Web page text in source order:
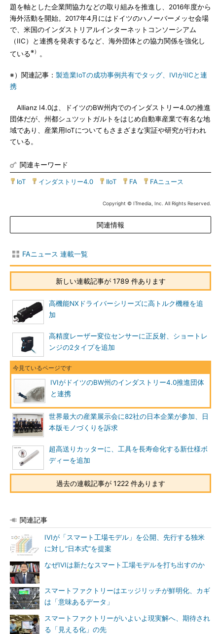
題を軸とした企業間協力などの取り組みを推進し、2016年度から
海外活動を開始。2017年4月にはドイツのハノーバーメッセ会場
で、米国のインダストリアルインターネットコンソーシアム
（IIC）と連携を発表するなど、海外団体との協力関係を強化し
ている※） 。
※）関連記事： 製造業IoTの成功事例共有でタッグ、IVIがIICと連
携
Allianz I4.0は、ドイツのBW州内でのインダストリー4.0の推進
団体だが、州都シュツットガルトをはじめ自動車産業で有名な地
域であり、産業用IoTについてもさまざまな実証や研究が行われ
ている。
関連キーワード
IoT インダストリー4.0 IIoT FA FAニュース
Copyright © ITmedia, Inc. All Rights Reserved.
関連情報
FAニュース 連載一覧
新しい連載記事が 1789 件あります
高機能NXドライバーシリーズに高トルク機種を追
加
高精度レーザー変位センサーに正反射、ショートレ
ンジの2タイプを追加
IVIがドイツのBW州のインダストリー4.0推進団体
と連携
世界最大の産業展示会に82社の日本企業が参加、日
本版モノづくりを訴求
超高送りカッターに、工具を長寿命化する新仕様ボ
ディーを追加
過去の連載記事が 1222 件あります
関連記事
IVIが「スマート工場モデル」を公開、先行する独米
に対し“日本式”を提案
なぜIVIは新たなスマート工場モデルを打ち出すのか
スマートファクトリーはエッジリッチが鮮明化、カギ
は「意味あるデータ」
スマートファクトリーがいよいよ現実解へ、期待され
る「見える化」の先